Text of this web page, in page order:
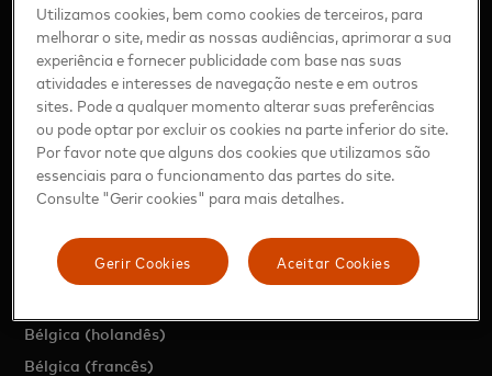
https://www.mastercard.com/news/europe/pt-pt
Região (inglês)
Bélgica (holandês)
Bélgica (francês)
Utilizamos cookies, bem como cookies de terceiros, para
melhorar o site, medir as nossas audiências, aprimorar a sua
experiência e fornecer publicidade com base nas suas
atividades e interesses de navegação neste e em outros
sites. Pode a qualquer momento alterar suas preferências
ou pode optar por excluir os cookies na parte inferior do site.
Por favor note que alguns dos cookies que utilizamos são
essenciais para o funcionamento das partes do site.
Consulte "Gerir cookies" para mais detalhes.
Aceitar Cookies
Gerir Cookies